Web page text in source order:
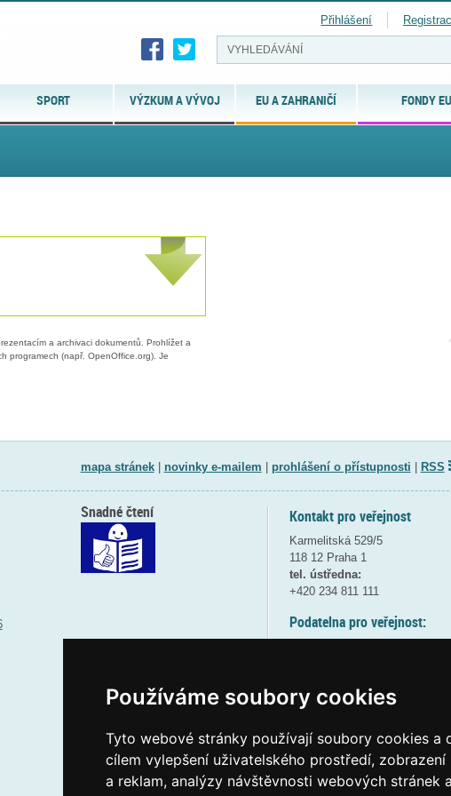
Používáme soubory cookies
Tyto webové stránky používají soubory cookies a
cílem vylepšení uživatelského prostředí, zobrazení
a reklam, analýzy návštěvnosti webových stránek
SPORT VÝZKUM A VÝVOJ EU A ZAHRANIČÍ FONDY EU
Přihlášení
a archivaci dokumentů. Prohlížet a
programech (např. OpenOffice.org). Je
mapa stránek| novinky e-mailem prohlášení o přístupnosti RSS
Kontakt pro veřejnost
Karmelitská 529/5
118 12 Praha 1
tel. ústředna:
+420 234 811 111
Podatelna pro veřejnost:
(více informací
Elektronická podatelna:
posta@msmtgov cz
Snadné čtení